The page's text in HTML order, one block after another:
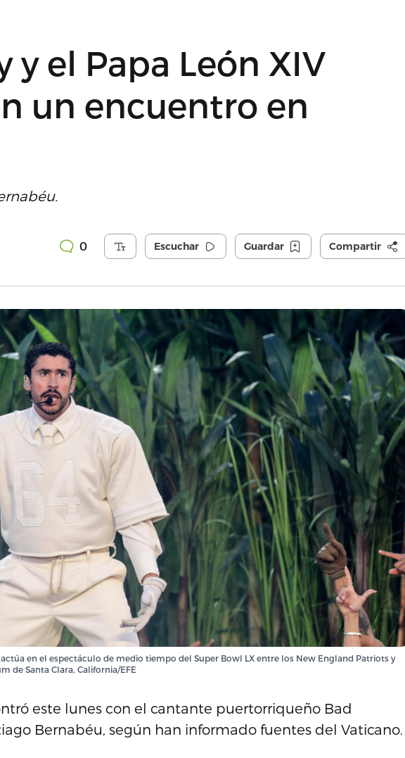
y el Papa León XIV
un encuentro en
0 Escuchar Guardar Compartir
en el espectáculo de medio tiempo del Super Bowl LX entre los New England Patriots y
de Santa Clara, California/EFE
este lunes con el cantante puertorriqueño Bad
Bernabéu, según han informado fuentes del Vaticano.